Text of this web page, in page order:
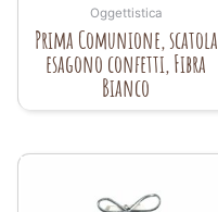
Oggettistica
Prima Comunione, scatola
esagono confetti, Fibra
Bianco